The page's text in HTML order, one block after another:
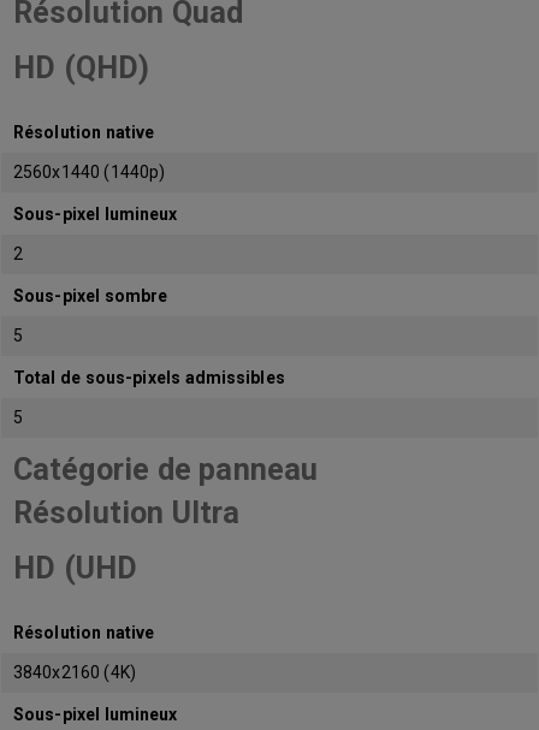
Résolution Quad
HD (QHD)
Résolution native
2560x1440 (1440p)
Sous-pixel lumineux
2
Sous-pixel sombre
5
Total de sous-pixels admissibles
5
Catégorie de panneau
Résolution Ultra
HD (UHD
Résolution native
3840x2160 (4K)
Sous-pixel lumineux